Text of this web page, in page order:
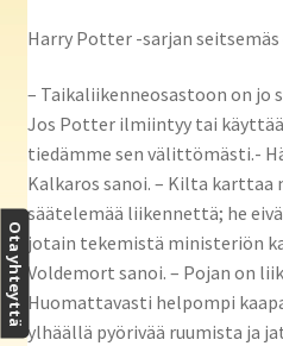
Harry Potter -sarjan seitsemäs
– Taikaliikenneosastoon on jo
Jos Potter ilmiintyy tai
tiedämme sen välittömästi.-
Kalkaros sanoi. – Kilta
säätelemää liikennettä; he
jotain tekemistä ministeriön
Voldemort sanoi. – Pojan on
Huomattavasti helpompi
ylhäällä pyörivää ruumista ja
Ota yhteyttä